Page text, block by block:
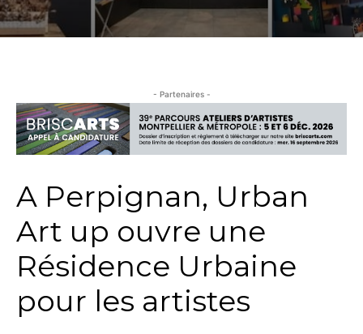
- Partenaires -
A Perpignan, Urban
Art up ouvre une
Résidence Urbaine
pour les artistes